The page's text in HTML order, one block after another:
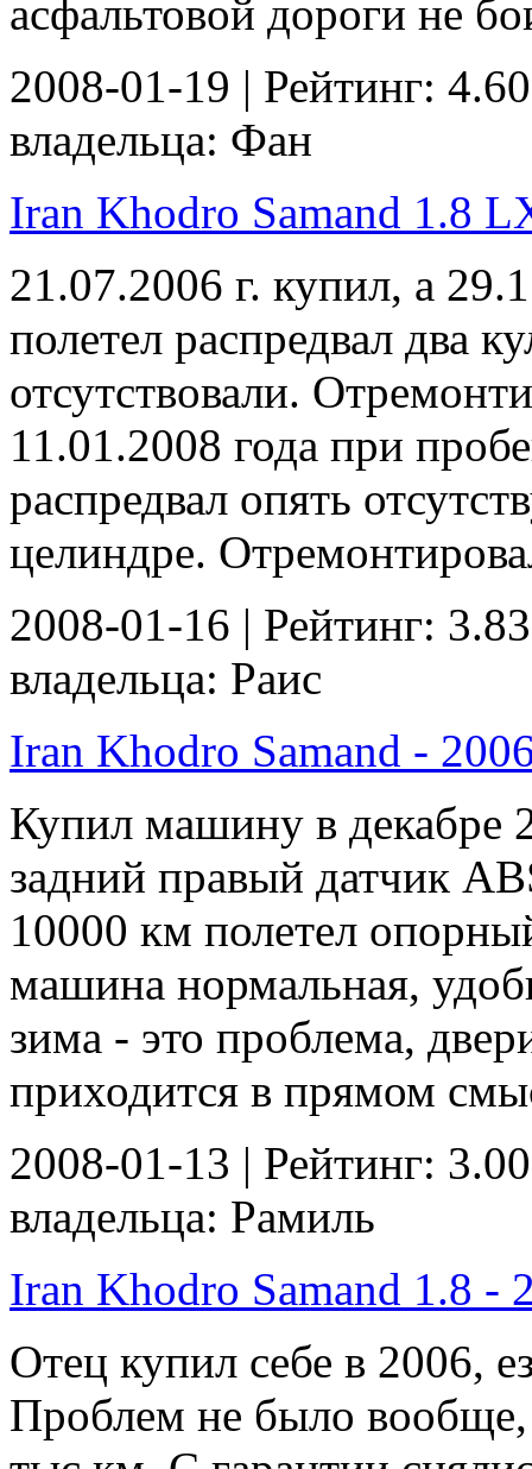
асфальтовой дороги не
2008-01-19 | Рейтинг:
владельца: Фан
Iran Khodro Samand 1.8
21.07.2006 г. купил, а
полетел распредвал два
отсутствовали.
11.01.2008 года при
распредвал опять
целиндре.
2008-01-16 | Рейтинг:
владельца: Раис
Iran Khodro Samand -
Купил машину в декабре
задний правый датчик
10000 км полетел
машина нормальная,
зима - это проблема,
приходится в прямом
2008-01-13 | Рейтинг:
владельца: Рамиль
Iran Khodro Samand 1.8 -
Отец купил себе в 2006,
Проблем не было